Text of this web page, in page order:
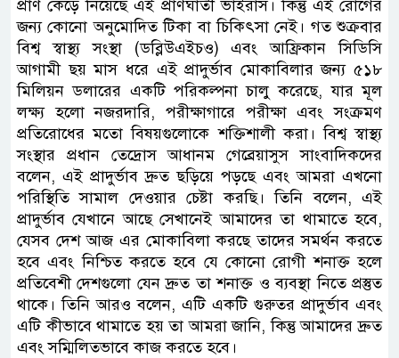
প্রাণ কেড়ে নিয়েছে এই প্রাণঘাতী ভাইরাস। কিন্তু এই রোগের
জন্য কোনো অনুমোদিত টিকা বা চিকিৎসা নেই। গত শুক্রবার
বিশ্ব স্বাস্থ্য সংস্থা (ডব্লিউএইচও) এবং আফ্রিকান সিডিসি
আগামী ছয় মাস ধরে এই প্রাদুর্ভাব মোকাবিলার জন্য ৫১৮
মিলিয়ন ডলারের একটি পরিকল্পনা চালু করেছে, যার মূল
লক্ষ্য হলো নজরদারি, পরীক্ষাগারে পরীক্ষা এবং সংক্রমণ
প্রতিরোধের মতো বিষয়গুলোকে শক্তিশালী করা। বিশ্ব স্বাস্থ্য
সংস্থার প্রধান তেদ্রোস আধানম গেব্রেয়াসুস সাংবাদিকদের
বলেন, এই প্রাদুর্ভাব দ্রুত ছড়িয়ে পড়ছে এবং আমরা এখনো
পরিস্থিতি সামাল দেওয়ার চেষ্টা করছি। তিনি বলেন, এই
প্রাদুর্ভাব যেখানে আছে সেখানেই আমাদের তা থামাতে হবে,
যেসব দেশ আজ এর মোকাবিলা করছে তাদের সমর্থন করতে
হবে এবং নিশ্চিত করতে হবে যে কোনো রোগী শনাক্ত হলে
প্রতিবেশী দেশগুলো যেন দ্রুত তা শনাক্ত ও ব্যবস্থা নিতে প্রস্তুত
থাকে। তিনি আরও বলেন, এটি একটি গুরুতর প্রাদুর্ভাব এবং
এটি কীভাবে থামাতে হয় তা আমরা জানি, কিন্তু আমাদের দ্রুত
এবং সম্মিলিতভাবে কাজ করতে হবে।